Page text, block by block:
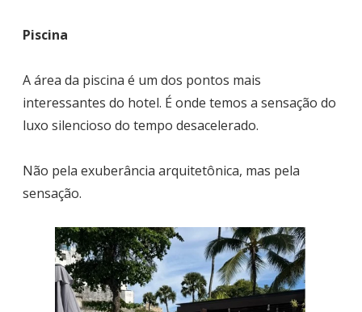
Piscina
A área da piscina é um dos pontos mais
interessantes do hotel. É onde temos a sensação do
luxo silencioso do tempo desacelerado.
Não pela exuberância arquitetônica, mas pela
sensação.